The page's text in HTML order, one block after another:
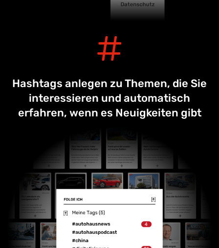
Hashtags anlegen zu Themen, die Sie
interessieren und automatisch
erfahren, wenn es Neuigkeiten gibt